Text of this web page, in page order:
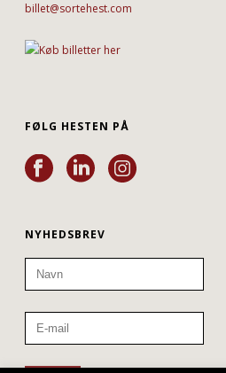
billet@sortehest.com
FØLG HESTEN PÅ
NYHEDSBREV